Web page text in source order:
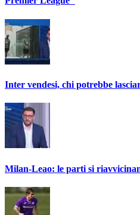
Inter vendesi, chi potrebbe
Milan-Leao: le parti si